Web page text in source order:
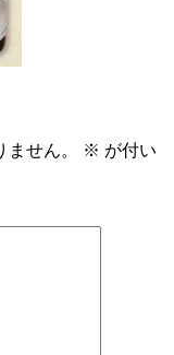
せん。 ※ が付い